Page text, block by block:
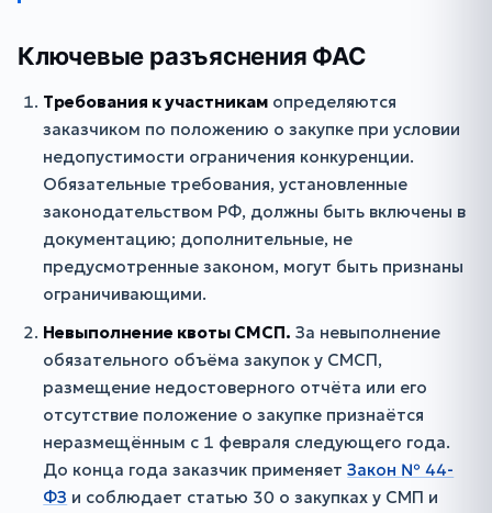
Ключевые разъяснения ФАС
Требования к участникам определяются
заказчиком по положению о закупке при условии
недопустимости ограничения конкуренции.
Обязательные требования, установленные
законодательством РФ, должны быть включены в
документацию; дополнительные, не
предусмотренные законом, могут быть признаны
ограничивающими.
Невыполнение квоты СМСП. За невыполнение
обязательного объёма закупок у СМСП,
размещение недостоверного отчёта или его
отсутствие положение о закупке признаётся
неразмещённым с 1 февраля следующего года.
До конца года заказчик применяетЗакон № 44-
ФЗ и соблюдает статью 30 о закупках у СМП и